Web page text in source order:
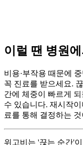
이럴 땐 병원
비용·부작용 때문에
꼭 진료를 받으세요.
간에 체중이 빠르게
수 있습니다. 재시작
료를 통해 결정하는
위고비는 '끊는 순간'